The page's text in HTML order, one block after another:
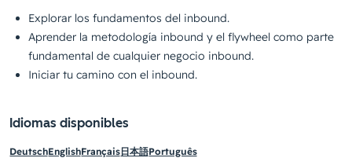
Explorar los fundamentos del inbound.
Aprender la metodología inbound y el flywheel como parte
fundamental de cualquier negocio inbound.
Iniciar tu camino con el inbound.
Idiomas disponibles
DeutschEnglishFrançais日本語Português